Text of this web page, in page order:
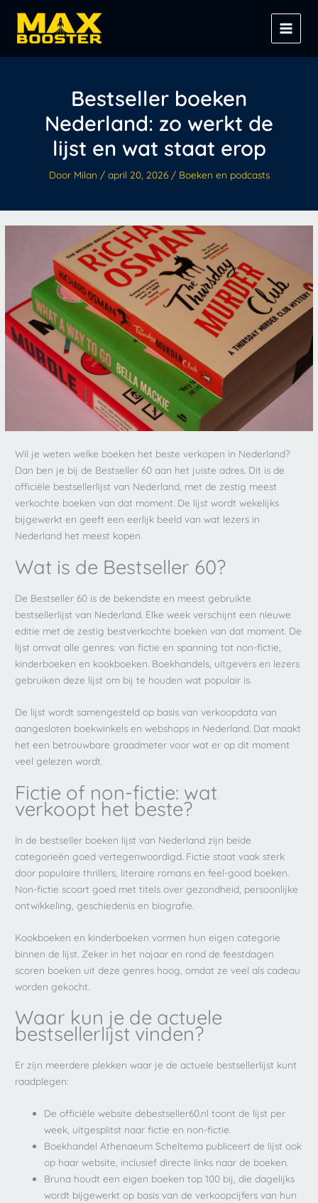
inhoud
Bestseller boeken
Nederland: zo werkt de
lijst en wat staat erop
Door Milan / april 20, 2026 / Boeken en podcasts
Wil je weten welke boeken het beste verkopen in Nederland?
Dan ben je bij de Bestseller 60 aan het juiste adres. Dit is de
officiële bestsellerlijst van Nederland, met de zestig meest
verkochte boeken van dat moment. De lijst wordt wekelijks
bijgewerkt en geeft een eerlijk beeld van wat lezers in
Nederland het meest kopen.
Wat is de Bestseller 60?
De Bestseller 60 is de bekendste en meest gebruikte
bestsellerlijst van Nederland. Elke week verschijnt een nieuwe
editie met de zestig bestverkochte boeken van dat moment. De
lijst omvat alle genres: van fictie en spanning tot non-fictie,
kinderboeken en kookboeken. Boekhandels, uitgevers en lezers
gebruiken deze lijst om bij te houden wat populair is.
De lijst wordt samengesteld op basis van verkoopdata van
aangesloten boekwinkels en webshops in Nederland. Dat maakt
het een betrouwbare graadmeter voor wat er op dit moment
veel gelezen wordt.
Fictie of non-fictie: wat
verkoopt het beste?
In de bestseller boeken lijst van Nederland zijn beide
categorieën goed vertegenwoordigd. Fictie staat vaak sterk
door populaire thrillers, literaire romans en feel-good boeken.
Non-fictie scoort goed met titels over gezondheid, persoonlijke
ontwikkeling, geschiedenis en biografie.
Kookboeken en kinderboeken vormen hun eigen categorie
binnen de lijst. Zeker in het najaar en rond de feestdagen
scoren boeken uit deze genres hoog, omdat ze veel als cadeau
worden gekocht.
Waar kun je de actuele
bestsellerlijst vinden?
Er zijn meerdere plekken waar je de actuele bestsellerlijst kunt
raadplegen:
De officiële website debestseller60.nl toont de lijst per
week, uitgesplitst naar fictie en non-fictie.
Boekhandel Athenaeum Scheltema publiceert de lijst ook
op haar website, inclusief directe links naar de boeken.
Bruna houdt een eigen boeken top 100 bij, die dagelijks
wordt bijgewerkt op basis van de verkoopcijfers van hun
Z
o